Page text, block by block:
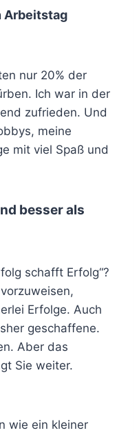
Arbeitstag
nur 20% der
Ich war in der
zufrieden. Und
meine
mit viel Spaß und
besser als
schafft Erfolg“?
Erfolge. Auch
geschaffene.
Aber das
Sie weiter.
wie ein kleiner